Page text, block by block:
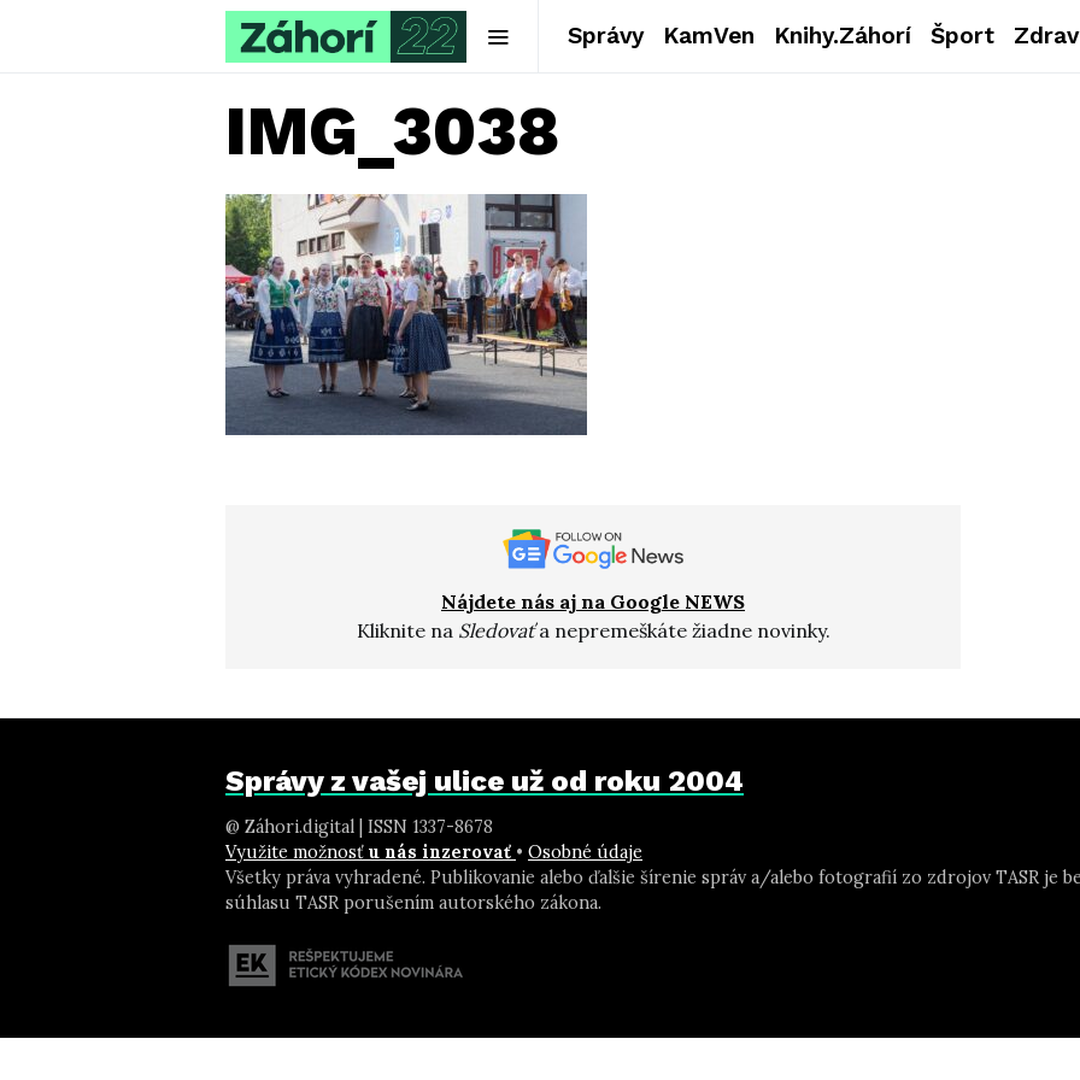
Správy KamVen Knihy.Záhorí Šport
IMG_3038
Nájdete nás aj na Google NEWS
Kliknite na Sledovaťa nepremeškáte žiadne novinky.
Správy z vašej ulice už od roku 2004
@ Záhori.digital | ISSN 1337-8678
Využite možnosť u nás inzerovať • Osobné údaje
Všetky práva vyhradené. Publikovanie alebo ďalšie šírenie správ a/alebo fotografií zo zdrojov TASR je
súhlasu TASR porušením autorského zákona.